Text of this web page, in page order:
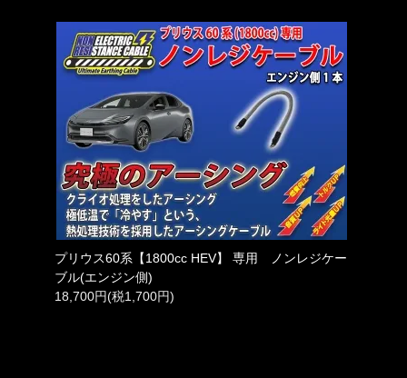
プリウス60系【1800cc HEV】 専用 ノンレジケー
ブル(エンジン側)
18,700円(税1,700円)